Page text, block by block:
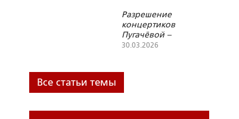
Разрешение
концертиков
Пугачёвой –
потакание
России
30.03.2026
Все статьи темы